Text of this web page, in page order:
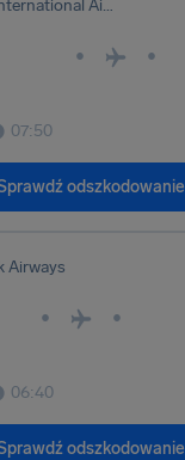
Swiss International Air Lines
• •
07:50
odszkodowanie
Airways
• •
06:40
odszkodowanie